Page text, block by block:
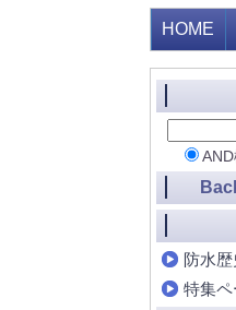
HOME
防水
特集ペ